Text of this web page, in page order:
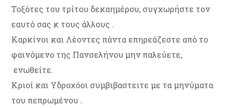
Τοξότες του τρίτου δεκαημέρου, συγχωρήστε τον
εαυτό σας κ τους άλλους .
Καρκίνοι και Λέοντες πάντα επηρεάζεστε από το
φαινόμενο της Πανσελήνου μην παλεύετε,
ενωθείτε.
Κριοί και Υδροχόοι συμβιβαστειτε με τα μηνύματα
του πεπρωμένου .